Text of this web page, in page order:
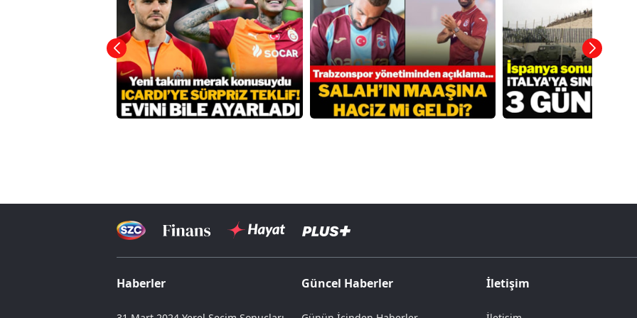
Haberler Güncel Haberler İletişim